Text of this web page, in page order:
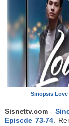
Sinopsis Love
Sisnettv.com -
Episode 73-74 .